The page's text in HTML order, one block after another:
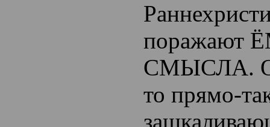
поражают
СМЫСЛА.
то прямо-